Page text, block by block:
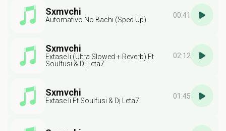
Sxmvchi
Automativo No Bachi (Sped Up)
00:41
Sxmvchi
Extase Ii (Ultra Slowed + Reverb) Ft
Soulfusi & Dj Leta7
02:12
Sxmvchi
Extase Ii Ft Soulfusi & Dj Leta7
01:45